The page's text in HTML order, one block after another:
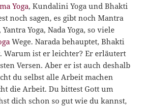
Yoga, Kundalini Yoga und Bhakti
noch sagen, es gibt noch Mantra
Yantra Yoga, Nada Yoga, so viele
Wege.Narada behauptet, Bhakti
Warum ist er leichter? Er erläutert
Versen. Aber er ist auch deshalb
du selbst alle Arbeit machen
die Arbeit. Du bittest Gott um
dich schon so gut wie du kannst,